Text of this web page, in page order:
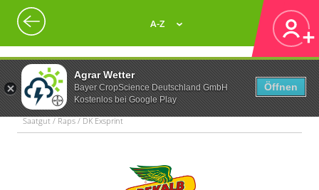
Agrar Wetter
Bayer CropScience Deutschland GmbH
Kostenlos bei Google Play
Öffnen
A-Z
Saatgut / Raps / DK Exsprint